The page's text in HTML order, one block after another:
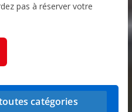
pas à réserver votre
catégories